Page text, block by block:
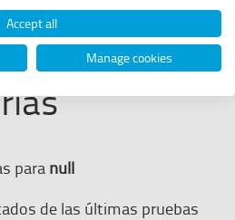
para null
de las últimas pruebas
Accept all
Manage cookies